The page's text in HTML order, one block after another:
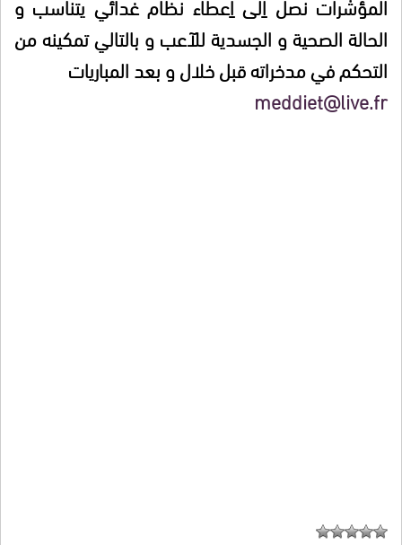
الحالة الصحية و الجسدية للآعب و بالتالي تمكينه من
التحكم في مدخراته قبل خلال و بعد المباريات
meddiet@live.fr